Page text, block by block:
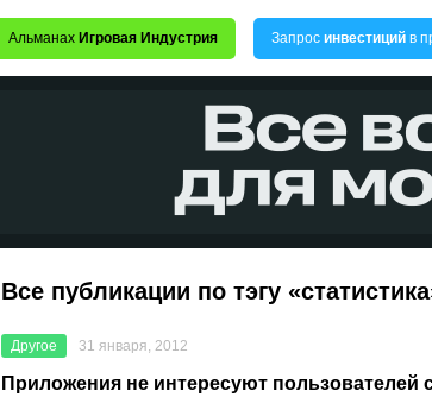
Альманах Игровая Индустрия Запрос инвестиций в
Все публикации по тэгу
Другое 31 января, 2012
Приложения не интересуют пользователей